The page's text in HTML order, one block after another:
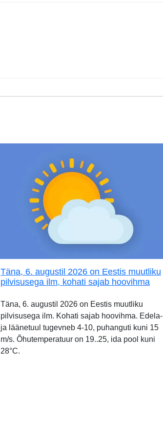
Täna, 6. augustil 2026 on Eestis muutliku
pilvisusega ilm, kohati sajab hoovihma
Täna, 6. augustil 2026 on Eestis muutliku
pilvisusega ilm. Kohati sajab hoovihma. Edela-
ja läänetuul tugevneb 4-10, puhanguti kuni 15
m/s. Õhutemperatuur on 19..25, ida pool kuni
28°C.